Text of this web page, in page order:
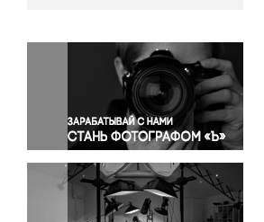
Окружающая среда
Политика
Правосудие
Происшествия и конфликты
Религия
Светская жизнь
Спорт
Экология